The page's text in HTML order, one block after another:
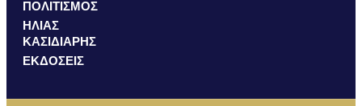
ΠΟΛΙΤΙΣΜΟΣ
ΗΛΙΑΣ
ΚΑΣΙΔΙΑΡΗΣ
ΕΚΔΟΣΕΙΣ